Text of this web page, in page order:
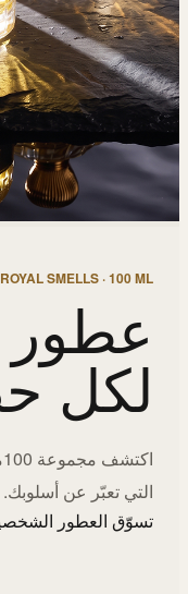
ROYAL SMELLS · 100 ML
لكل
التي تعبّر عن أسلوبك.
تسوّق العطور الشخصية